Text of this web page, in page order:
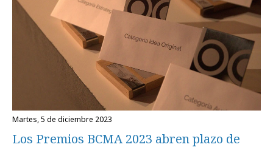
martes, 5 de diciembre 2023
Los Premios BCMA 2023 abren plazo de